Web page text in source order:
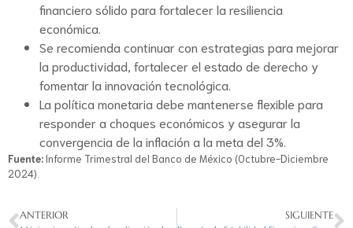
financiero sólido para fortalecer la resiliencia
económica.
Se recomienda continuar con estrategias para mejorar
la productividad, fortalecer el estado de derecho y
fomentar la innovación tecnológica.
La política monetaria debe mantenerse flexible para
responder a choques económicos y asegurar la
convergencia de la inflación a la meta del 3%.
Fuente:Informe Trimestral del Banco de México (Octubre-Diciembre
2024).
ANTERIOR SIGUIENTE